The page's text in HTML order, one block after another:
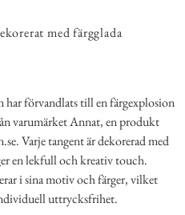
med färgglada
har förvandlats till en färgexplosion
varumärket Annat, en produkt
Varje tangent är dekorerad med
en lekfull och kreativ touch.
i sina motiv och färger, vilket
uttrycksfrihet.